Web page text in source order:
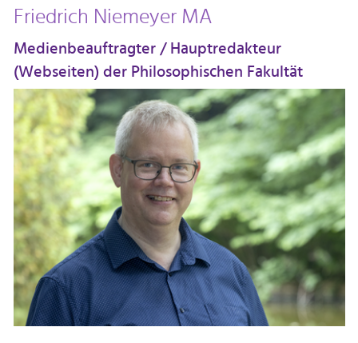
Friedrich Niemeyer MA
Medienbeauftragter / Hauptredakteur
(Webseiten) der Philosophischen Fakultät